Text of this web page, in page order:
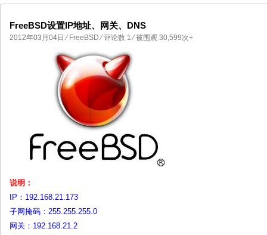
国产化操作系统欧拉openEuler编
FreeBSD设置IP地址、网关、DNS
2012年03月04日 ⁄ FreeBSD ⁄评论数 1⁄ 被围观 30,599次+
说明：
IP：192.168.21.173
子网掩码：255.255.255.0
网关：192.168.21.2